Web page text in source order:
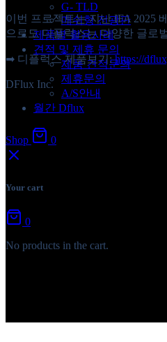
G- TLD
매쉬형 전광판
제품별 활용사례
견적 및 제휴 문의
제품 견적문의
제휴문의
A/S안내
월간 Dflux
Shop 0
Your cart
0
No products in the cart.
이번 프로젝트는 지난 IFA 2025
으로도 디플럭스는 다양한 글로
➡ 디플럭스 제품보기:https://
DFlux Inc.